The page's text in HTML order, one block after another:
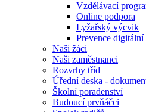
Vzdělávací
Online podpora
Lyžařský výcvik
Prevence digitální
Naši žáci
Naši zaměstnanci
Rozvrhy tříd
Úřední deska -
Školní poradenství
Budoucí prvňáčci